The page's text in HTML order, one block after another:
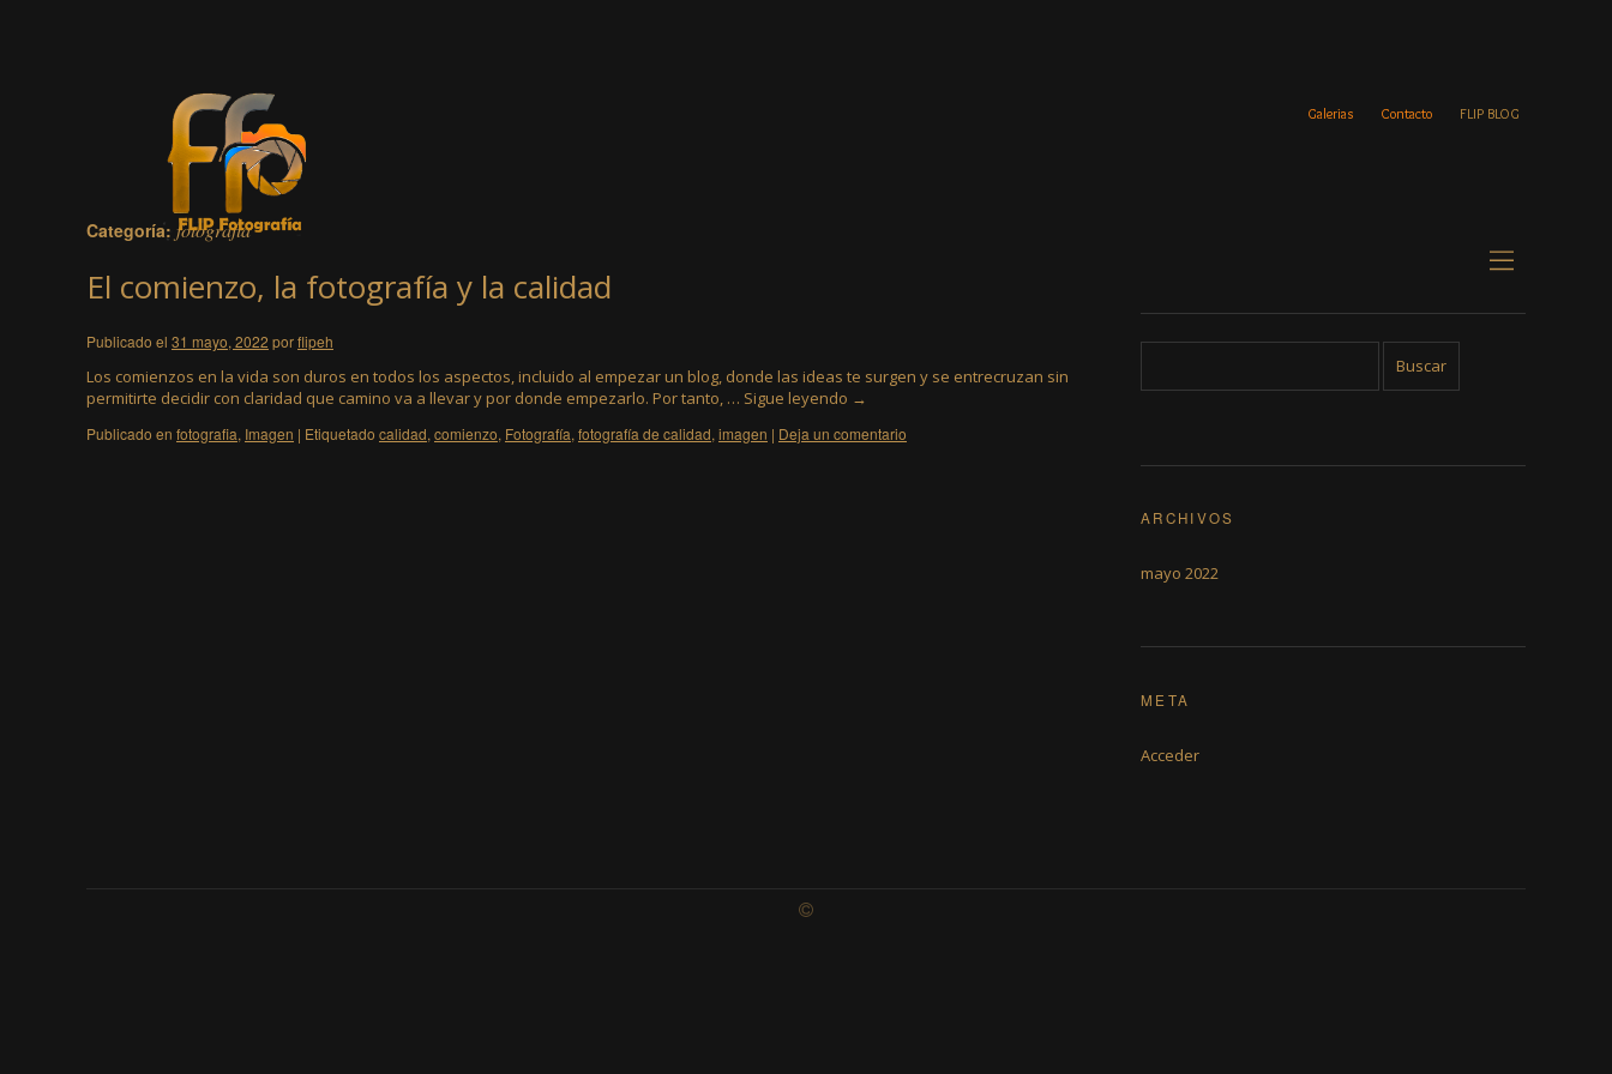
Galerias Contacto FLIP BLOG
Categoría: fotografia
El comienzo, la fotografía y la calidad
Publicado el 31 mayo, 2022 porflipeh
Los comienzos en la vida son duros en todos los aspectos, incluido al empezar un blog, donde las ideas te surgen y se entrecruzan sin
permitirte decidir con claridad que camino va a llevar y por donde empezarlo. Por tanto, … Sigue leyendo →
Publicado en fotografia, Imagen | Etiquetado calidad, comienzo, Fotografía, fotografía de calidad, imagen | Deja un comentario
ARCHIVOS
mayo 2022
META
Acceder